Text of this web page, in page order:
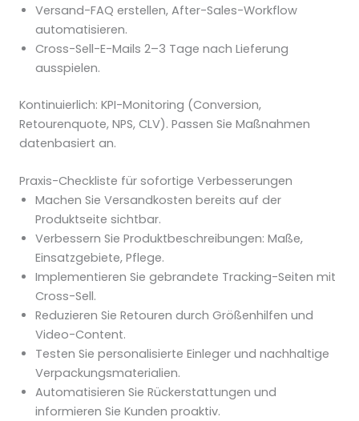
Versand-FAQ erstellen, After-Sales-Workflow
automatisieren.
Cross-Sell-E-Mails 2–3 Tage nach Lieferung
ausspielen.
Kontinuierlich: KPI-Monitoring (Conversion,
Retourenquote, NPS, CLV). Passen Sie Maßnahmen
datenbasiert an.
Praxis-Checkliste für sofortige Verbesserungen
Machen Sie Versandkosten bereits auf der
Produktseite sichtbar.
Verbessern Sie Produktbeschreibungen: Maße,
Einsatzgebiete, Pflege.
Implementieren Sie gebrandete Tracking-Seiten mit
Cross-Sell.
Reduzieren Sie Retouren durch Größenhilfen und
Video-Content.
Testen Sie personalisierte Einleger und nachhaltige
Verpackungsmaterialien.
Automatisieren Sie Rückerstattungen und
informieren Sie Kunden proaktiv.